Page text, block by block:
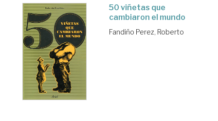
50 viñetas que
cambiaron el mundo
Fandiño Perez, Roberto